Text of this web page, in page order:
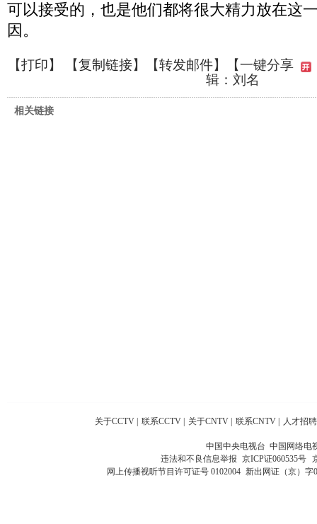
可以接受的，也是他们都将很大精力放在这
因。
【打印】 【复制链接】【转发邮件】
【一键分享
辑：刘名
相关链接
关于CCTV | 联系CCTV | 关于CNTV | 联系CNTV | 人才招聘
中国中央电视台 中国网络电
违法和不良信息举报 京ICP证060535号
网上传播视听节目许可证号 0102004 新出网证（京）